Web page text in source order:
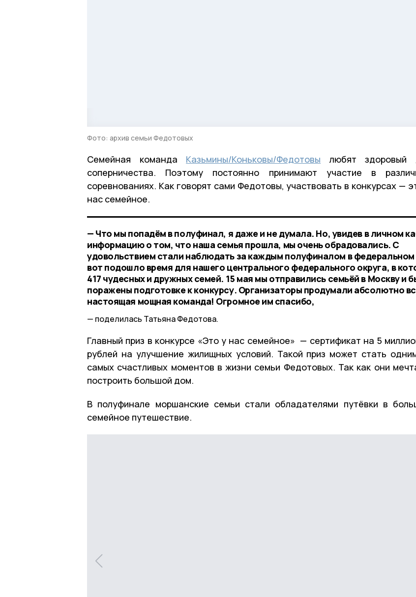
Фото: архив семьи Федотовых
Семейная команда Казьмины/Коньковы/Федотовы любят здоровый
соперничества. Поэтому постоянно принимают участие в
соревнованиях. Как говорят сами Федотовы, участвовать в конкурсах —
нас семейное.
— Что мы попадём в полуфинал, я даже и не думала. Но, увидев в личном
информацию о том, что наша семья прошла, мы очень обрадовались. С
удовольствием стали наблюдать за каждым полуфиналом в федеральном
вот подошло время для нашего центрального федерального округа, в
417 чудесных и дружных семей. 15 мая мы отправились семьёй в Москву и
поражены подготовке к конкурсу. Организаторы продумали абсолютно
настоящая мощная команда! Огромное им спасибо,
поделилась Татьяна Федотова.
Главный приз в конкурсе «Это у нас семейное» — сертификат на 5
рублей на улучшение жилищных условий. Такой приз может стать
самых счастливых моментов в жизни семьи Федотовых. Так как они
построить большой дом.
В полуфинале моршанские семьи стали обладателями путёвки в
семейное путешествие.